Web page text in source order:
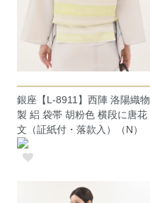
銀座【L-8911】西陣 洛陽織物
製 絽 袋帯 胡粉色 横段に唐花
文（証紙付・落款入）（N）